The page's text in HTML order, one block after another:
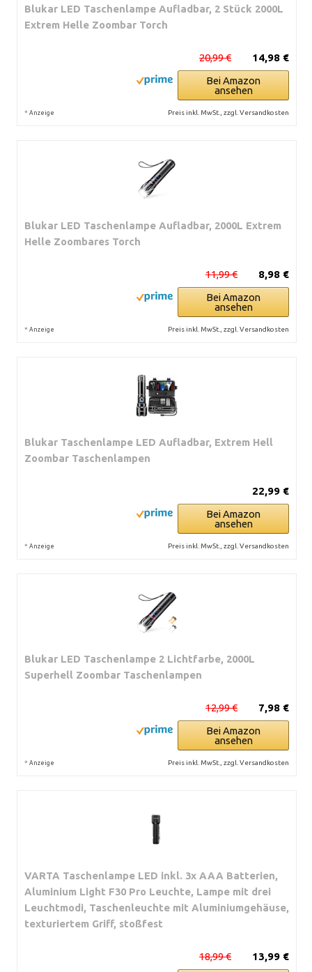
Blukar LED Taschenlampe Aufladbar, 2 Stück 2000L
Extrem Helle Zoombar Torch
14,98 €
20,99 €
Bei Amazon
ansehen
* Anzeige Preis inkl. MwSt., zzgl. Versandkosten
Blukar LED Taschenlampe Aufladbar, 2000L Extrem
Helle Zoombares Torch
8,98 €
11,99 €
Bei Amazon
ansehen
* Anzeige Preis inkl. MwSt., zzgl. Versandkosten
Blukar Taschenlampe LED Aufladbar, Extrem Hell
Zoombar Taschenlampen
22,99 €
Bei Amazon
ansehen
* Anzeige Preis inkl. MwSt., zzgl. Versandkosten
Blukar LED Taschenlampe 2 Lichtfarbe, 2000L
Superhell Zoombar Taschenlampen
7,98 €
12,99 €
Bei Amazon
ansehen
* Anzeige Preis inkl. MwSt., zzgl. Versandkosten
VARTA Taschenlampe LED inkl. 3x AAA Batterien,
Aluminium Light F30 Pro Leuchte, Lampe mit drei
Leuchtmodi, Taschenleuchte mit Aluminiumgehäuse,
texturiertem Griff, stoßfest
13,99 €
18,99 €